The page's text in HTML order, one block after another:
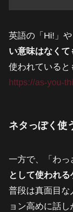
英語の「Hi!」
い意味はなく
使われていると
https://as-you-
ネタっぽく使
一方で、「わっ
として使われる
普段は真面目な
ョン高めに話